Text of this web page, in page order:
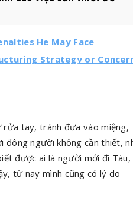
He May Face
Strategy or
rửa tay, tránh đưa vào miệng,
đông người không cần thiết,
được ai là người mới đi Tàu,
từ nay mình cũng có lý do